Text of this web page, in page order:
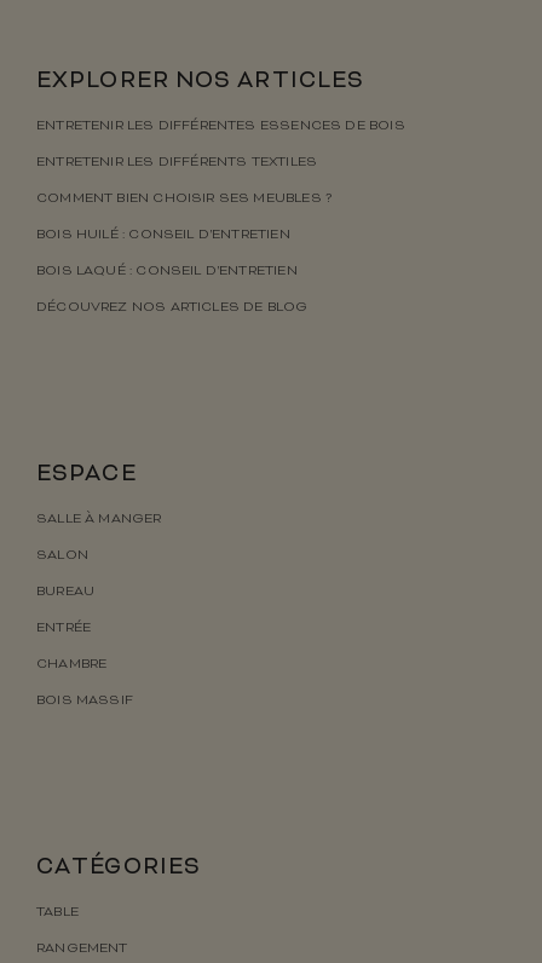
EXPLORER NOS ARTICLES
ENTRETENIR LES DIFFÉRENTES ESSENCES DE BOIS
ENTRETENIR LES DIFFÉRENTS TEXTILES
COMMENT BIEN CHOISIR SES MEUBLES ?
BOIS HUILÉ : CONSEIL D’ENTRETIEN
BOIS LAQUÉ : CONSEIL D’ENTRETIEN
DÉCOUVREZ NOS ARTICLES DE BLOG
ESPACE
SALLE À MANGER
SALON
BUREAU
ENTRÉE
CHAMBRE
BOIS MASSIF
CATÉGORIES
TABLE
RANGEMENT